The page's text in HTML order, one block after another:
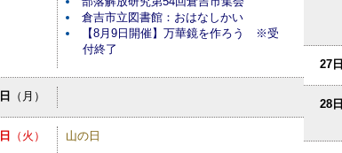
倉吉市立図書館：おはなしかい
【8月9日開催】万華鏡を作ろう ※受
付終了
（月）
（火）
山の日
27日
28日